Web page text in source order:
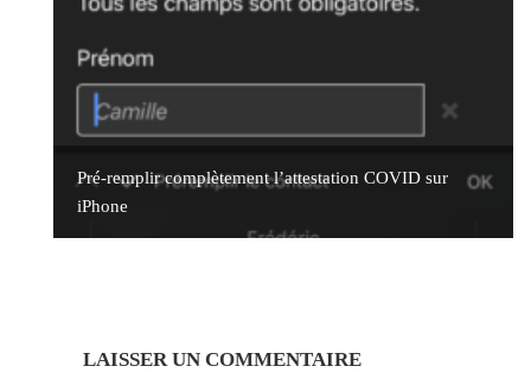
Pré-remplir complètement l’attestation COVID sur
iPhone
LAISSER UN COMMENTAIRE